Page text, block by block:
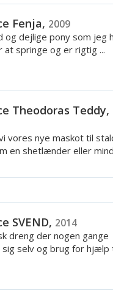
Fenja, 2009
og dejlige pony som jeg
at springe og er rigtig ...
Theodoras Teddy,
vores nye maskot til
en shetlænder eller
SVEND, 2014
dreng der nogen gange
selv og brug for hjælp